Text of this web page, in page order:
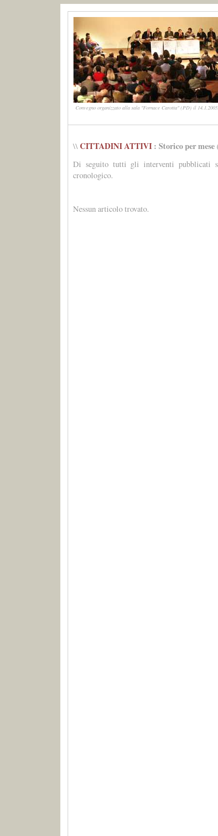
Convegno organizzato alla sala "Fornace Carotta" (PD) il
\\ CITTADINI ATTIVI : Storico per mese
Di seguito tutti gli interventi pubblicati
cronologico.
Nessun articolo trovato.